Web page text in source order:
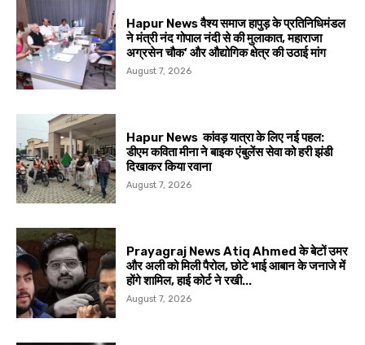
Hapur News वैश्य समाज हापुड़ के प्रतिनिधिमंडल
ने मंत्री नंद गोपाल नंदी से की मुलाकात, महाराजा
अग्रसेन चौक’ और औद्योगिक क्षेत्र की उठाई मांग
August 7, 2026
Hapur News कांवड़ यात्रा के लिए नई पहल:
डीएम कविता मीना ने बाइक एंबुलेंस सेवा को हरी झंडी
दिखाकर किया रवाना
August 7, 2026
Prayagraj News Atiq Ahmed के बेटों उमर
और अली को मिली पैरोल, छोटे भाई आबान के जनाजे में
होंगे शामिल, हाई कोर्ट ने रखी...
August 7, 2026